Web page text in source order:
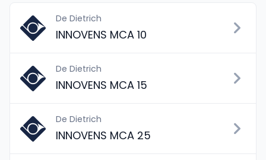
De Dietrich
INNOVENS MCA 10
De Dietrich
INNOVENS MCA 15
De Dietrich
INNOVENS MCA 25